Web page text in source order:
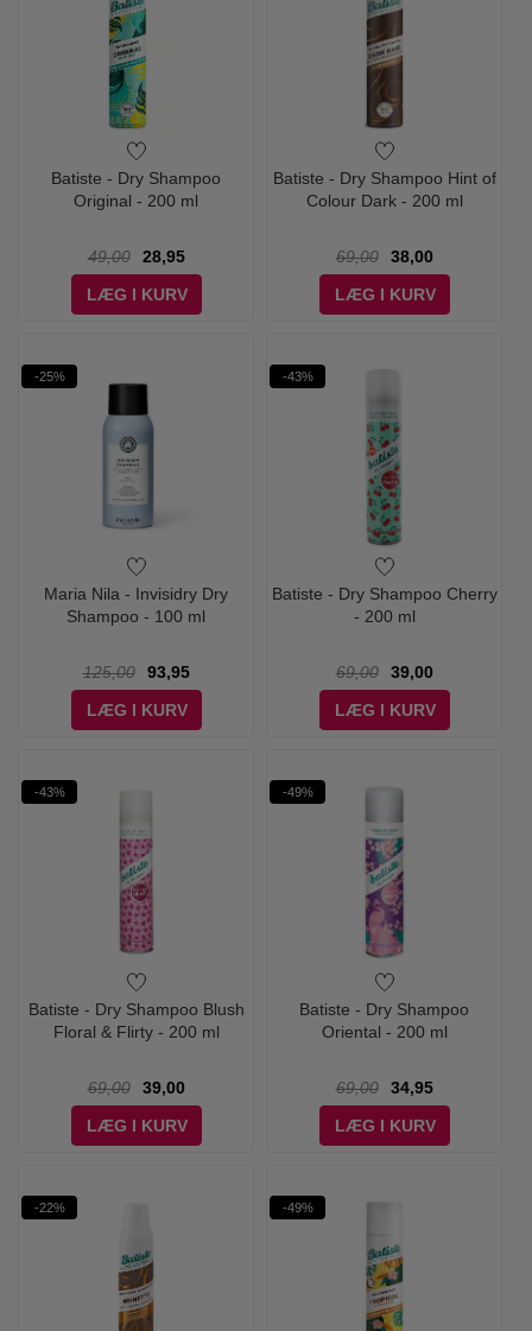
Batiste - Dry Shampoo
Original - 200 ml
49,00
28,95
LÆG I KURV
Batiste - Dry Shampoo Hint of
Colour Dark - 200 ml
69,00
38,00
LÆG I KURV
-25%
Maria Nila - Invisidry Dry
Shampoo - 100 ml
125,00
93,95
LÆG I KURV
-43%
Batiste - Dry Shampoo Cherry
- 200 ml
69,00
39,00
LÆG I KURV
-43%
Batiste - Dry Shampoo Blush
Floral & Flirty - 200 ml
69,00
39,00
LÆG I KURV
-49%
Batiste - Dry Shampoo
Oriental - 200 ml
69,00
34,95
LÆG I KURV
-22% -49%